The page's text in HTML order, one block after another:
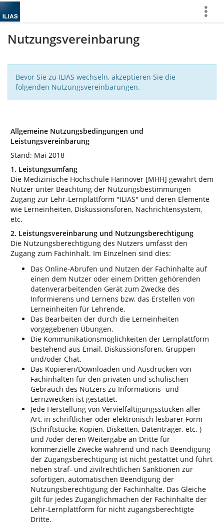
Nutzungsvereinbarung
Bevor Sie zu ILIAS wechseln, akzeptieren Sie die
folgenden Nutzungsvereinbarungen.
Allgemeine Nutzungsbedingungen und
Leistungsvereinbarung
Stand: Mai 2018
1. Leistungsumfang
Die Medizinische Hochschule Hannover [MHH] gewährt dem
Nutzer unter Beachtung der Nutzungsbestimmungen
Zugang zur Lehr-Lernplattform "ILIAS" und deren Elemente
wie Lerneinheiten, Diskussionsforen, Nachrichtensystem,
etc.
2. Leistungsvereinbarung und Nutzungsberechtigung
Die Nutzungsberechtigung des Nutzers umfasst den
Zugang zum Fachinhalt. Im Einzelnen sind dies:
Das Online-Abrufen und Nutzen der Fachinhalte auf
einen dem Nutzer oder einem Dritten gehörenden
datenverarbeitenden Gerät zum Zwecke des
Informierens und Lernens bzw. das Erstellen von
Lerneinheiten für Lehrende.
Das Bearbeiten der durch die Lerneinheiten
vorgegebenen Übungen.
Die Kommunikationsmöglichkeiten der Lernplattform
bestehend aus Email, Diskussionsforen, Gruppen
und/oder Chat.
Das Kopieren/Downloaden und Ausdrucken von
Fachinhalten für den privaten und schulischen
Gebrauch des Nutzers zu Informations- und
Lernzwecken ist gestattet.
Jede Herstellung von Vervielfältigungsstücken aller
Art, in schriftlicher oder elektronisch lesbarer Form
(Schriftstücke, Kopien, Disketten, Datenträger, etc. )
und /oder deren Weitergabe an Dritte für
kommerzielle Zwecke während und nach Beendigung
der Zugangsberechtigung ist nicht gestattet und führt
neben straf- und zivilrechtlichen Sanktionen zur
sofortigen, automatischen Beendigung der
Nutzungsberechtigung der Fachinhalte. Das Gleiche
gilt für jedes Zugänglichmachen der Fachinhalte der
Lehr-Lernplattform für nicht zugangsberechtigte
Dritte.